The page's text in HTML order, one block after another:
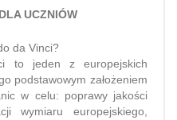
UCZNIÓW
da Vinci?
to jeden z europejskich
podstawowym założeniem
w celu: poprawy jakości
wymiaru europejskiego,